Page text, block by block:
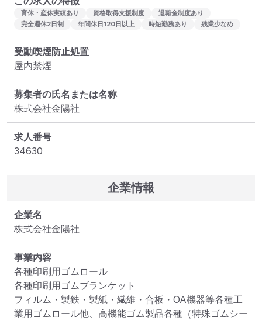
育休・産休実績あり 資格取得支援制度
退職金制度あり
完全週休2日制
年間休日120日以上 時短勤務あり 残業少なめ
受動喫煙防止処置
屋内禁煙
募集者の氏名または名称
株式会社金陽社
求人番号
34630
企業情報
企業名
株式会社金陽社
事業内容
各種印刷用ゴムロール
各種印刷用ゴムブランケット
フィルム・製鉄・製紙・繊維・合板・OA機器等各種工
業用ゴムロール他、高機能ゴム製品各種（特殊ゴムシー